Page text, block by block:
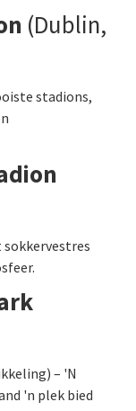
(Dublin,
stadions,
sokkervestres
– 'N
'n plek bied